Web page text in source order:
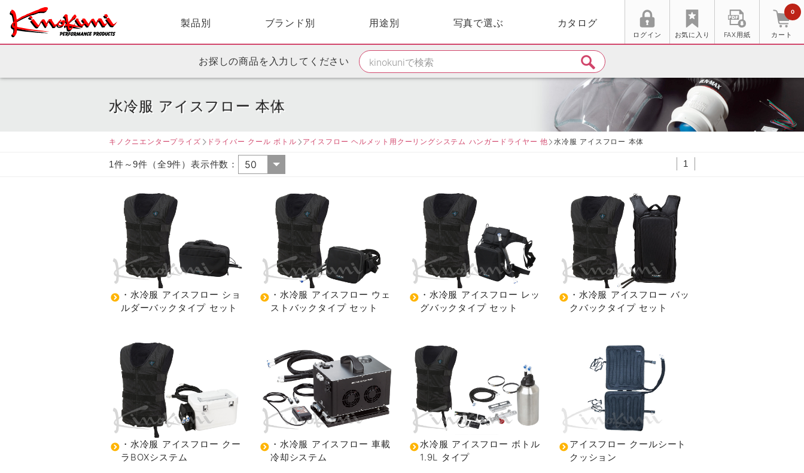
製品別 ブランド別 用途別 写真で選ぶ カタログ
ログイン お気に入り FAX用紙 カート
0
お探しの商品を入力してください
水冷服 アイスフロー 本体
キノクニエンタープライズ ドライバー クール ボトル アイスフロー ヘルメット用クーリングシステム ハンガードライヤー 他 水冷服 アイスフロー 本体
1件～9件（全9件）表示件数： 1
・水冷服 アイスフロー ショ
ルダーバックタイプ セット
・水冷服 アイスフロー ウェ
ストバックタイプ セット
・水冷服 アイスフロー レッ
グバックタイプ セット
・水冷服 アイスフロー バッ
クバックタイプ セット
・水冷服 アイスフロー クー
ラBOXシステム
・水冷服 アイスフロー 車載
冷却システム
水冷服 アイスフロー ボトル
1.9L タイプ
アイスフロー クールシート
クッション